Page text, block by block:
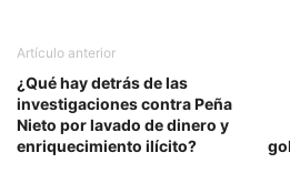
Artículo anterior
¿Qué hay detrás de las
investigaciones contra Peña
Nieto por lavado de dinero y
enriquecimiento ilícito?